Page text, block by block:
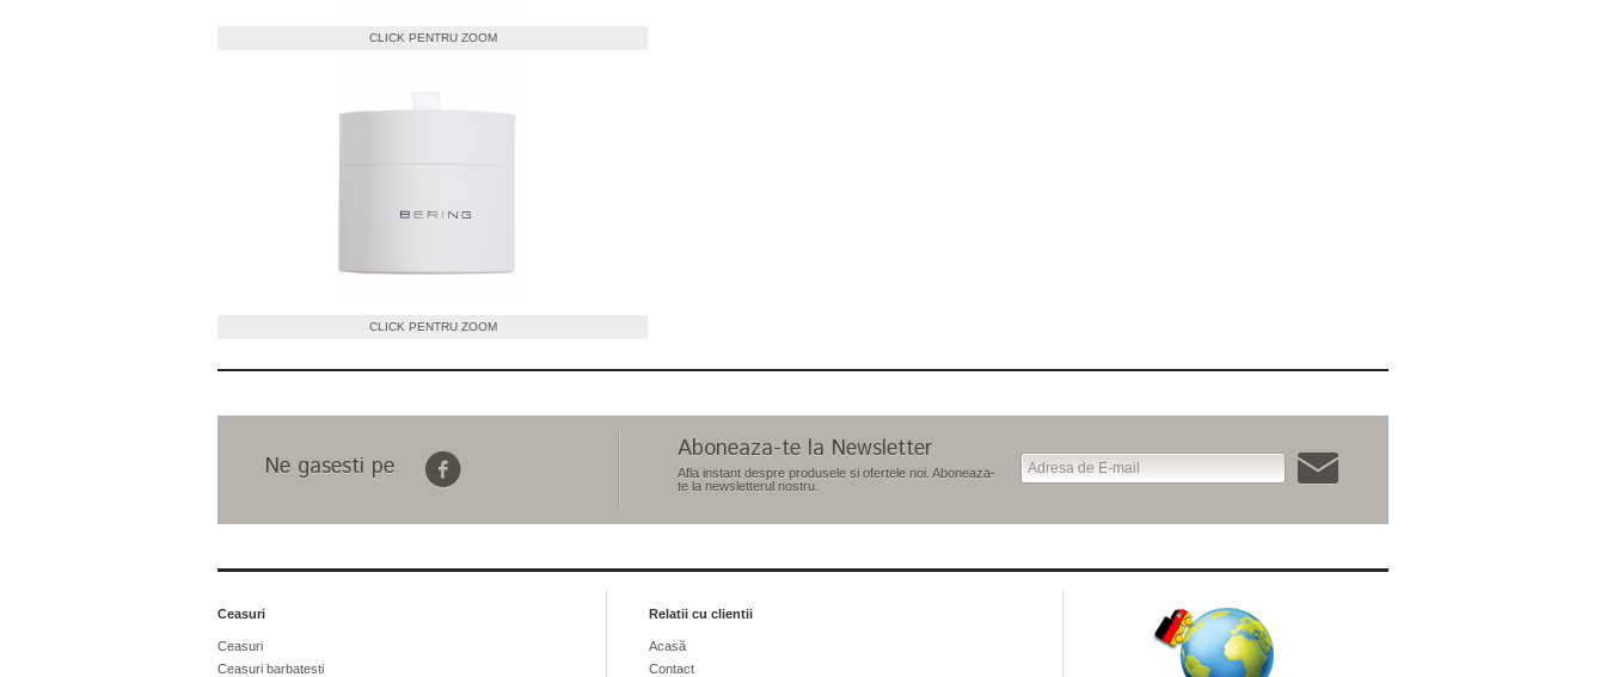
CLICK PENTRU ZOOM
CLICK PENTRU ZOOM
Ne gasesti pe
Aboneaza-te la Newsletter
Afla instant despre produsele si ofertele noi. Aboneaza-
te la newsletterul nostru.
Ceasuri
Ceasuri
Ceasuri barbatesti
Relatii cu clientii
Acasă
Contact